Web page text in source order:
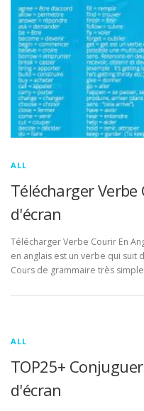
ALL
Télécharger
d'écran
Télécharger Verbe Courir En
en anglais est un verbe qui suit
Cours de grammaire très
ALL
TOP25+
d'écran